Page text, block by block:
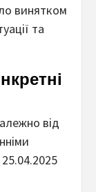
винятком
та
від